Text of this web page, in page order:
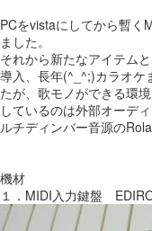
PCをvistaにしてから暫く
ました。
それから新たなアイテム
導入、長年(^_^;)カラオケ
たが、歌モノができる環
しているのは外部オーデ
ルチディンバー音源の
機材
１．MIDI入力鍵盤